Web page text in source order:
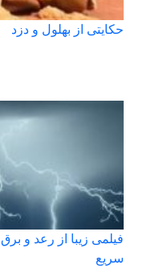
حکایتی از بهلول و دزد
فیلمی زیبا از رعد و
سریع